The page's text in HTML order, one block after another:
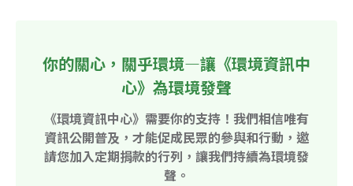
你的關心，關乎環境—讓《環境資訊中
心》為環境發聲
《環境資訊中心》需要你的支持！我們相信唯有
資訊公開普及，才能促成民眾的參與和行動，邀
請您加入定期捐款的行列，讓我們持續為環境發
聲。